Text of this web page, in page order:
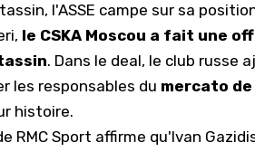
l'ASSE campe sur sa
le CSKA Moscou a fait une
. Dans le deal, le club russe
les responsables du mercato de
histoire.
RMC Sport affirme qu'Ivan